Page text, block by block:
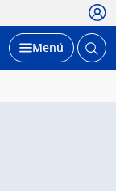
Desplegar
Menú Abrir